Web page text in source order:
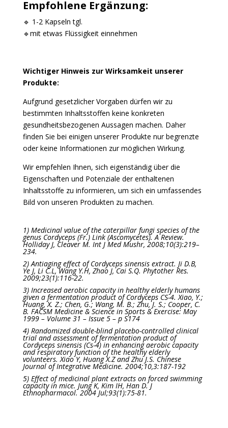
Empfohlene Ergänzung:
🔹 1-2 Kapseln tgl.
🔹mit etwas Flüssigkeit einnehmen
Wichtiger Hinweis zur Wirksamkeit unserer
Produkte:
Aufgrund gesetzlicher Vorgaben dürfen wir zu
bestimmten Inhaltsstoffen keine konkreten
gesundheitsbezogenen Aussagen machen. Daher
finden Sie bei einigen unserer Produkte nur begrenzte
oder keine Informationen zur möglichen Wirkung.
Wir empfehlen Ihnen, sich eigenständig über die
Eigenschaften und Potenziale der enthaltenen
Inhaltsstoffe zu informieren, um sich ein umfassendes
Bild von unseren Produkten zu machen.
1) Medicinal value of the caterpillar fungi species of the
genus Cordyceps (Fr.) Link (Ascomycetes). A Review.
Holliday J, Cleaver M. Int J Med Mushr, 2008;10(3):219–
234.
2) Antiaging effect of Cordyceps sinensis extract. Ji D.B,
Ye J, Li C.L, Wang Y.H, Zhao J, Cai S.Q. Phytother Res.
2009;23(1):116-22.
3) Increased aerobic capacity in healthy elderly humans
given a fermentation product of Cordyceps CS-4. Xiao, Y.;
Huang, X. Z.; Chen, G.; Wang, M. B.; Zhu, J. S.; Cooper, C.
B. FACSM Medicine & Science in Sports & Exercise: May
1999 – Volume 31 – Issue 5 – p S174
4) Randomized double-blind placebo-controlled clinical
trial and assessment of fermentation product of
Cordyceps sinensis (Cs-4) in enhancing aerobic capacity
and respiratory function of the healthy elderly
volunteers. Xiao Y, Huang X.Z and Zhu J.S. Chinese
Journal of Integrative Medicine. 2004;10,3:187-192
5) Effect of medicinal plant extracts on forced swimming
capacity in mice. Jung K, Kim IH, Han D. J
Ethnopharmacol. 2004 Jul;93(1):75-81.